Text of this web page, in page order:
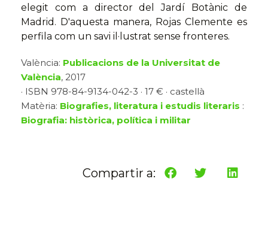
elegit com a director del Jardí Botànic de
Madrid. D'aquesta manera, Rojas Clemente es
perfila com un savi il·lustrat sense fronteres.
València: Publicacions de la Universitat de
València, 2017
· ISBN 978-84-9134-042-3 · 17 € · castellà
Matèria: Biografies, literatura i estudis literaris :
Biografia: històrica, política i militar
Compartir a: